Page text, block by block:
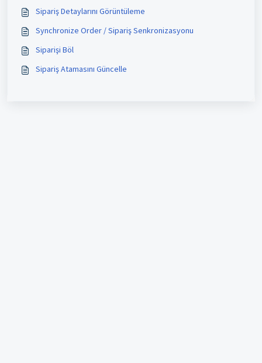
Sipariş Detaylarını Görüntüleme
Synchronize Order / Sipariş Senkronizasyonu
Siparişi Böl
Sipariş Atamasını Güncelle